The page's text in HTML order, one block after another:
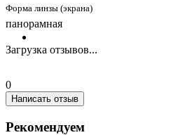
Форма линзы (экрана)
панорамная
Загрузка отзывов...
0
Написать отзыв
Рекомендуем